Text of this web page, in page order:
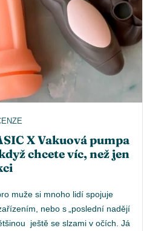
X Vakuová pumpa
chcete víc, než jen
muže si mnoho lidí spojuje
nebo s „poslední nadějí
ještě se slzami v očích. Já